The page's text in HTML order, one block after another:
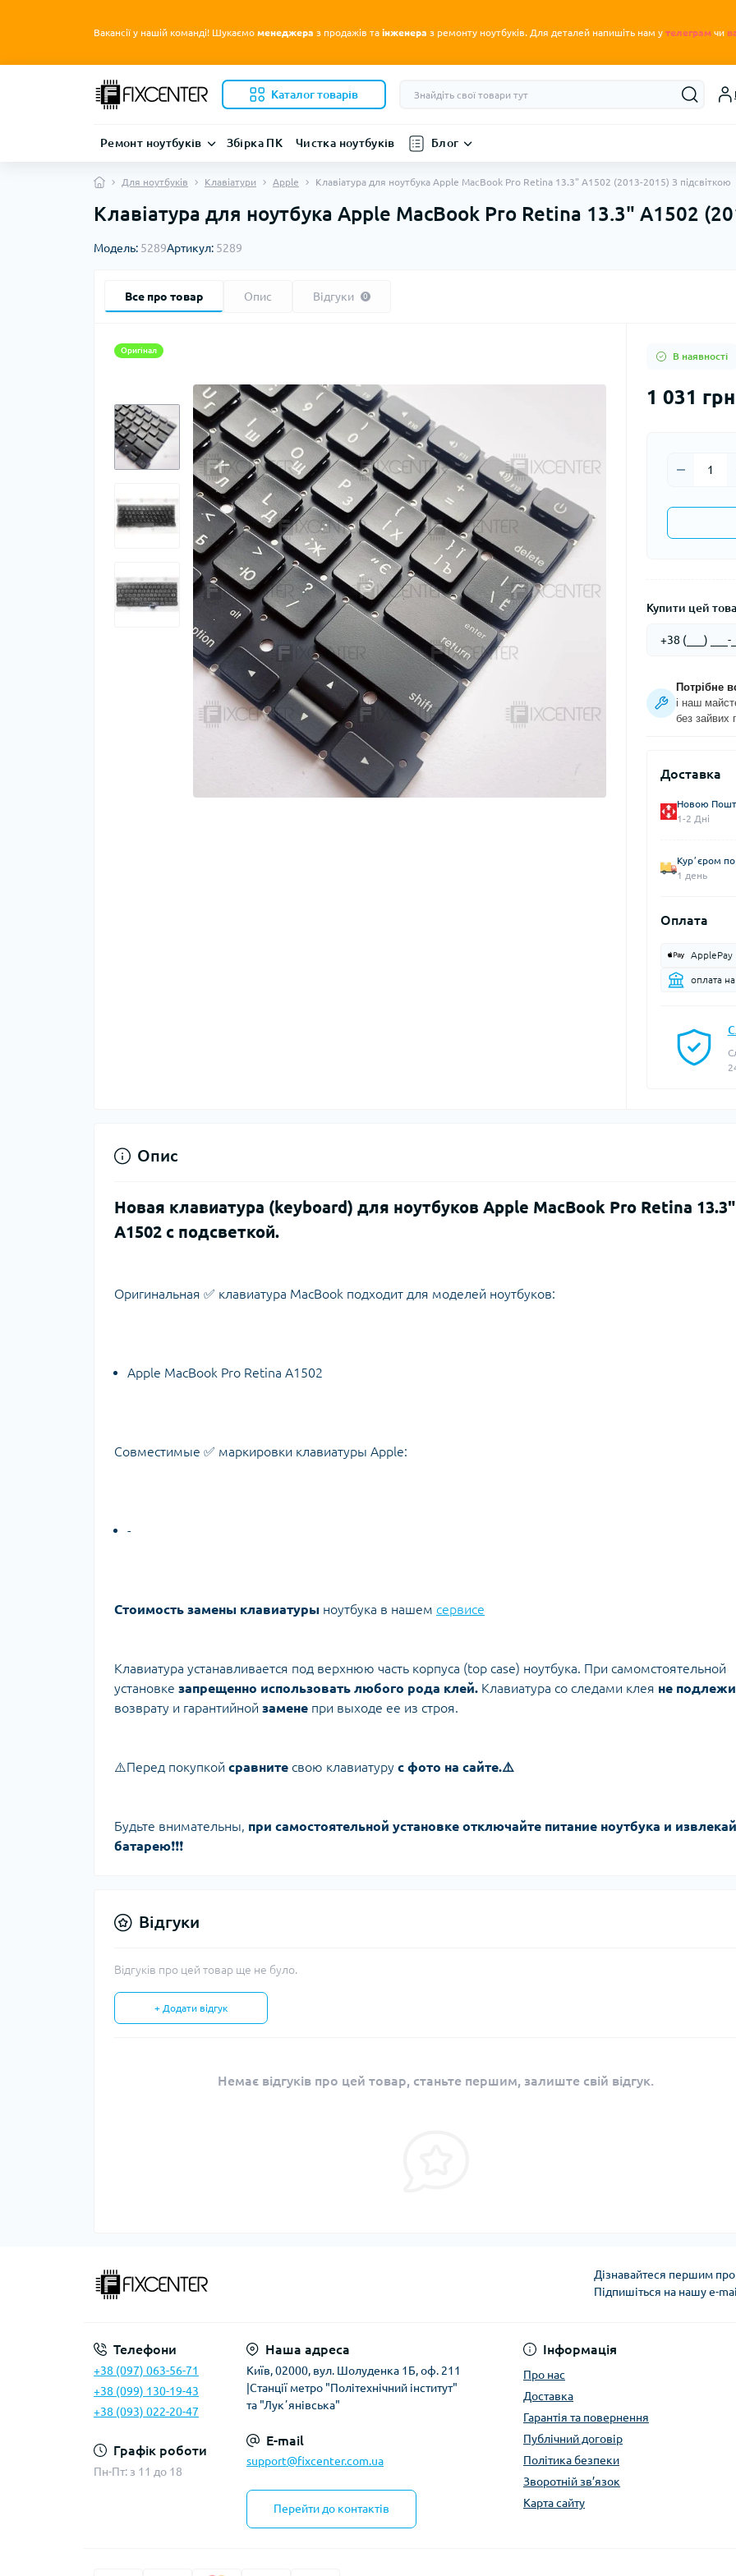
Вакансії у нашій команді! Шукаємо менеджера з продажів та інженера з ремонту ноутбуків. Для деталей напишіть нам у телеграм чи
Каталог товарів
Ремонт ноутбуків Збірка ПК Чистка ноутбуків Блог
Для ноутбуків Клавіатури Apple Клавіатура для ноутбука Apple MacBook Pro Retina 13.3" A1502 (2013-2015) З підсвіткою
Клавіатура для ноутбука Apple MacBook Pro Retina 13.3" A1502
Модель: 5289Артикул: 5289
Все про товар Опис Відгуки 0
Оригінал
В наявності
1 031 грн
Купити цей
Потрібне
і наш
без зайвих
Доставка
Новою
1-2 Дні
Курʼєром по
1 день
Оплата
ApplePay
оплата
Опис
Новая клавиатура (keyboard) для ноутбуков Apple MacBook Pro Retina 13.3"
A1502 с подсветкой.
Оригинальная ✅ клавиатура MacBook подходит для моделей ноутбуков:
Apple MacBook Pro Retina A1502
Совместимые ✅ маркировки клавиатуры Apple:
-
Стоимость замены клавиатуры ноутбука в нашем сервисе
Клавиатура устанавливается под верхнюю часть корпуса (top case) ноутбука. При самомстоятельной
установке запрещенно использовать любого рода клей. Клавиатура со следами клея не
возврату и гарантийной замене при выходе ее из строя.
⚠️Перед покупкой сравните свою клавиатуру с фото на сайте.⚠️
Будьте внимательны, при самостоятельной установке отключайте питание ноутбука и
батарею❗️❗️❗️
Відгуки
Відгуків про цей товар ще не було.
+ Додати відгук
Немає відгуків про цей товар, станьте першим, залиште свій відгук.
Дізнавайтеся першим про
Підпишіться на нашу e-
Телефони
+38 (097) 063-56-71
+38 (099) 130-19-43
+38 (093) 022-20-47
Графік роботи
Пн-Пт: з 11 до 18
Наша адреса
Київ, 02000, вул. Шолуденка 1Б, оф. 211
|Станції метро "Політехнічний інститут"
та "Лукʼянівська"
E-mail
support@fixcenter.com.ua
Перейти до контактів
Інформація
Про нас
Доставка
Гарантія та повернення
Публічний договір
Політика безпеки
Зворотній зв’язок
Карта сайту